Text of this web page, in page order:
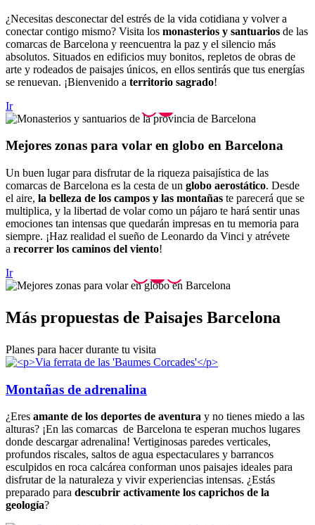
¿Necesitas desconectar del estrés de la vida cotidiana y volver a
conectar contigo mismo? Visita los monasterios y santuarios de las
comarcas de Barcelona y reencuentra la paz y el silencio más
absolutos. Situados en edificios muy bonitos, repletos de obras de
arte y rodeados de paisajes únicos, en ellos sentirás que tus energías
se renuevan. ¡Bienvenido a territorio sagrado!
Ir
Mejores zonas para volar en globo en Barcelona
Un buen lugar para disfrutar de la riqueza paisajística de las
comarcas de Barcelona es la cesta de un globo aerostático. Desde
el aire, la belleza de los campos y las montañas te parecerá que se
multiplica, y la libertad de volar como un pájaro te hará sentir unas
emociones tan intensas que quedarán impresas en tu memoria para
siempre. ¡Haz realidad el sueño de Leonardo da Vinci y atrévete
a recorrer los caminos del viento!
Ir
Más propuestas de Paisajes Barcelona
Planes para hacer durante tu visita
Montañas de adrenalina
¿Eres amante de los deportes de aventura y no tienes miedo a las
alturas? ¡En las comarcas de Barcelona te esperan muchos lugares
donde descargar adrenalina! Vertiginosas paredes verticales,
profundos riscales, saltos de agua espectaculares y barrancos
esculpidos en roca calcárea conforman unos paisajes ideales para
disfrutar de la naturaleza y vivir experiencias intensas. ¿Estás
preparado para descubrir activamente los caprichos de la
geología?